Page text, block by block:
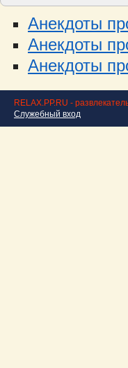
Анекдоты
Анекдоты
Анекдоты
RELAX.PP.RU -
Служебный вход